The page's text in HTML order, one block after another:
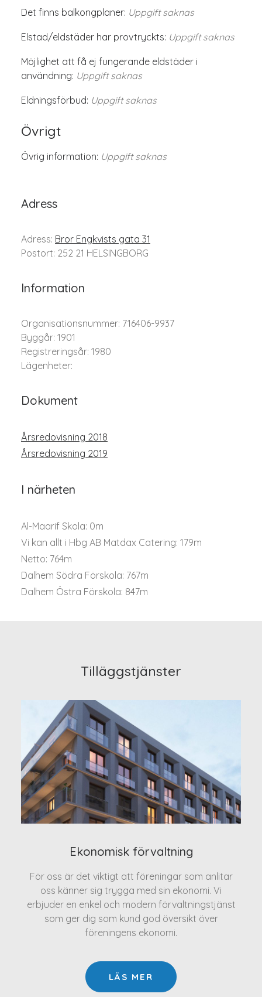
Det finns balkongplaner: Uppgift saknas
Elstad/eldstäder har provtryckts: Uppgift saknas
Möjlighet att få ej fungerande eldstäder i
användning: Uppgift saknas
Eldningsförbud: Uppgift saknas
Övrigt
Övrig information: Uppgift saknas
Adress
Adress: Bror Engkvists gata 31
Postort: 252 21 HELSINGBORG
Information
Organisationsnummer: 716406-9937
Byggår: 1901
Registreringsår: 1980
Lägenheter:
Dokument
Årsredovisning 2018
Årsredovisning 2019
I närheten
Al-Maarif Skola: 0m
Vi kan allt i Hbg AB Matdax Catering: 179m
Netto: 764m
Dalhem Södra Förskola: 767m
Dalhem Östra Förskola: 847m
Tilläggstjänster
Ekonomisk förvaltning
För oss är det viktigt att föreningar som anlitar
oss känner sig trygga med sin ekonomi. Vi
erbjuder en enkel och modern förvaltningstjänst
som ger dig som kund god översikt över
föreningens ekonomi.
LÄS MER